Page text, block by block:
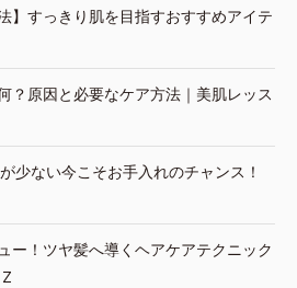
】すっきり肌を目指すおすすめアイテ
？原因と必要なケア方法｜美肌レッス
少ない今こそお手入れのチャンス！
ー！ツヤ髪へ導くヘアケアテクニック